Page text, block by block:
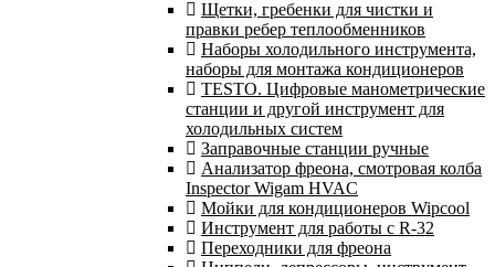
Щетки, гребенки для чистки и
правки ребер теплообменников
Наборы холодильного инструмента,
наборы для монтажа кондиционеров
TESTO. Цифровые манометрические
станции и другой инструмент для
холодильных систем
Заправочные станции ручные
Анализатор фреона, смотровая колба
Inspector Wigam HVAC
Мойки для кондиционеров Wipcool
Инструмент для работы с R-32
Переходники для фреона